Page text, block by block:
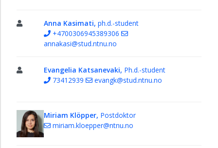
Anna Kasimati, ph.d.-student
+4700306945389306
annakasi@stud.ntnu.no
Evangelia Katsanevaki, Ph.d.-student
73412939
evangk@stud.ntnu.no
Miriam Klöpper, Postdoktor
miriam.kloepper@ntnu.no